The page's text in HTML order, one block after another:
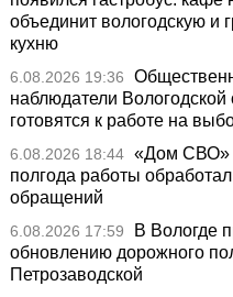
объединит вологодскую и
кухню
6.08.2026 19:36
наблюдатели Вологодской
готовятся к работе на
6.08.2026 18:44 «Дом СВО»
полгода работы
обращений
6.08.2026 17:59
В Вологде
обновлению дорожного
Петрозаводской